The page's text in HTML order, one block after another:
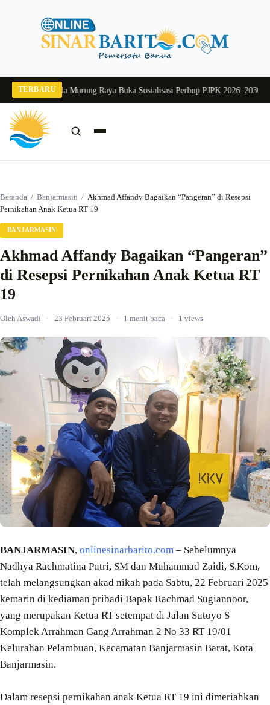
TERBARU
Pj Sekda Murung Raya Buka Sosialisasi Perbup PJPK 2026–2030
Beranda / Banjarmasin / Akhmad Affandy Bagaikan “Pangeran” di Resepsi
Pernikahan Anak Ketua RT 19
BANJARMASIN
Akhmad Affandy Bagaikan “Pangeran”
di Resepsi Pernikahan Anak Ketua RT
19
Oleh Aswadi · 23 Februari 2025 · 1 menit baca · 1 views
BANJARMASIN, onlinesinarbarito.com – Sebelumnya
Nadhya Rachmatina Putri, SM dan Muhammad Zaidi, S.Kom,
telah melangsungkan akad nikah pada Sabtu, 22 Februari 2025
kemarin di kediaman pribadi Bapak Rachmad Sugiannoor,
yang merupakan Ketua RT setempat di Jalan Sutoyo S
Komplek Arrahman Gang Arrahman 2 No 33 RT 19/01
Kelurahan Pelambuan, Kecamatan Banjarmasin Barat, Kota
Banjarmasin.
Dalam resepsi pernikahan anak Ketua RT 19 ini dimeriahkan